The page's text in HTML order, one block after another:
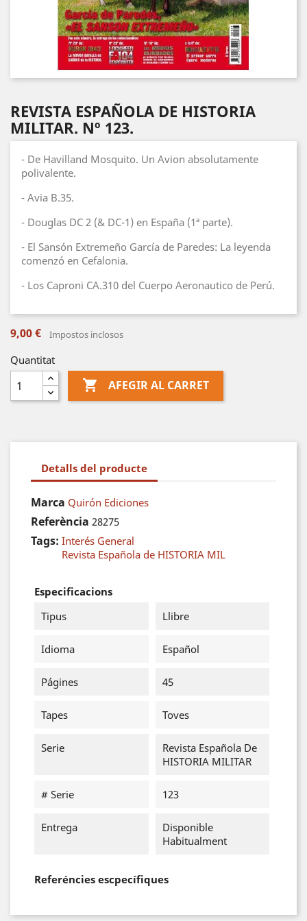
REVISTA ESPAÑOLA DE HISTORIA
MILITAR. Nº 123.
- De Havilland Mosquito. Un Avion absolutamente
polivalente.
- Avia B.35.
- Douglas DC 2 (& DC-1) en España (1ª parte).
- El Sansón Extremeño García de Paredes: La leyenda
comenzó en Cefalonia.
- Los Caproni CA.310 del Cuerpo Aeronautico de Perú.
9,00 € Impostos inclosos
Quantitat
 AFEGIR AL CARRET
Detalls del producte
Marca Quirón Ediciones
Referència 28275
Tags: Interés General
Revista Española de HISTORIA MIL
Especificacions
Tipus
Llibre
Idioma Español
Págines 45
Tapes Toves
Serie
Revista Española De
HISTORIA MILITAR
# Serie 123
Entrega
Disponible
Habitualment
Referéncies escpecífiques